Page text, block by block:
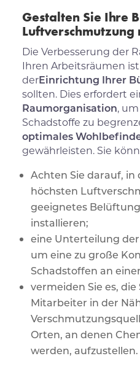
Gestalten Sie Ihre
Die Verbesserung der
Ihren Arbeitsräumen
derEinrichtung Ihrer
sollten. Dies erfordert
Raumorganisation,
Schadstoffe zu
optimales
gewährleisten. Sie
Achten Sie darauf,
höchsten
geeignetes
installieren;
eine Unterteilung
um eine zu große
Schadstoffen an
vermeiden Sie es,
Mitarbeiter in der
Orten, an denen
werden, aufzustellen.